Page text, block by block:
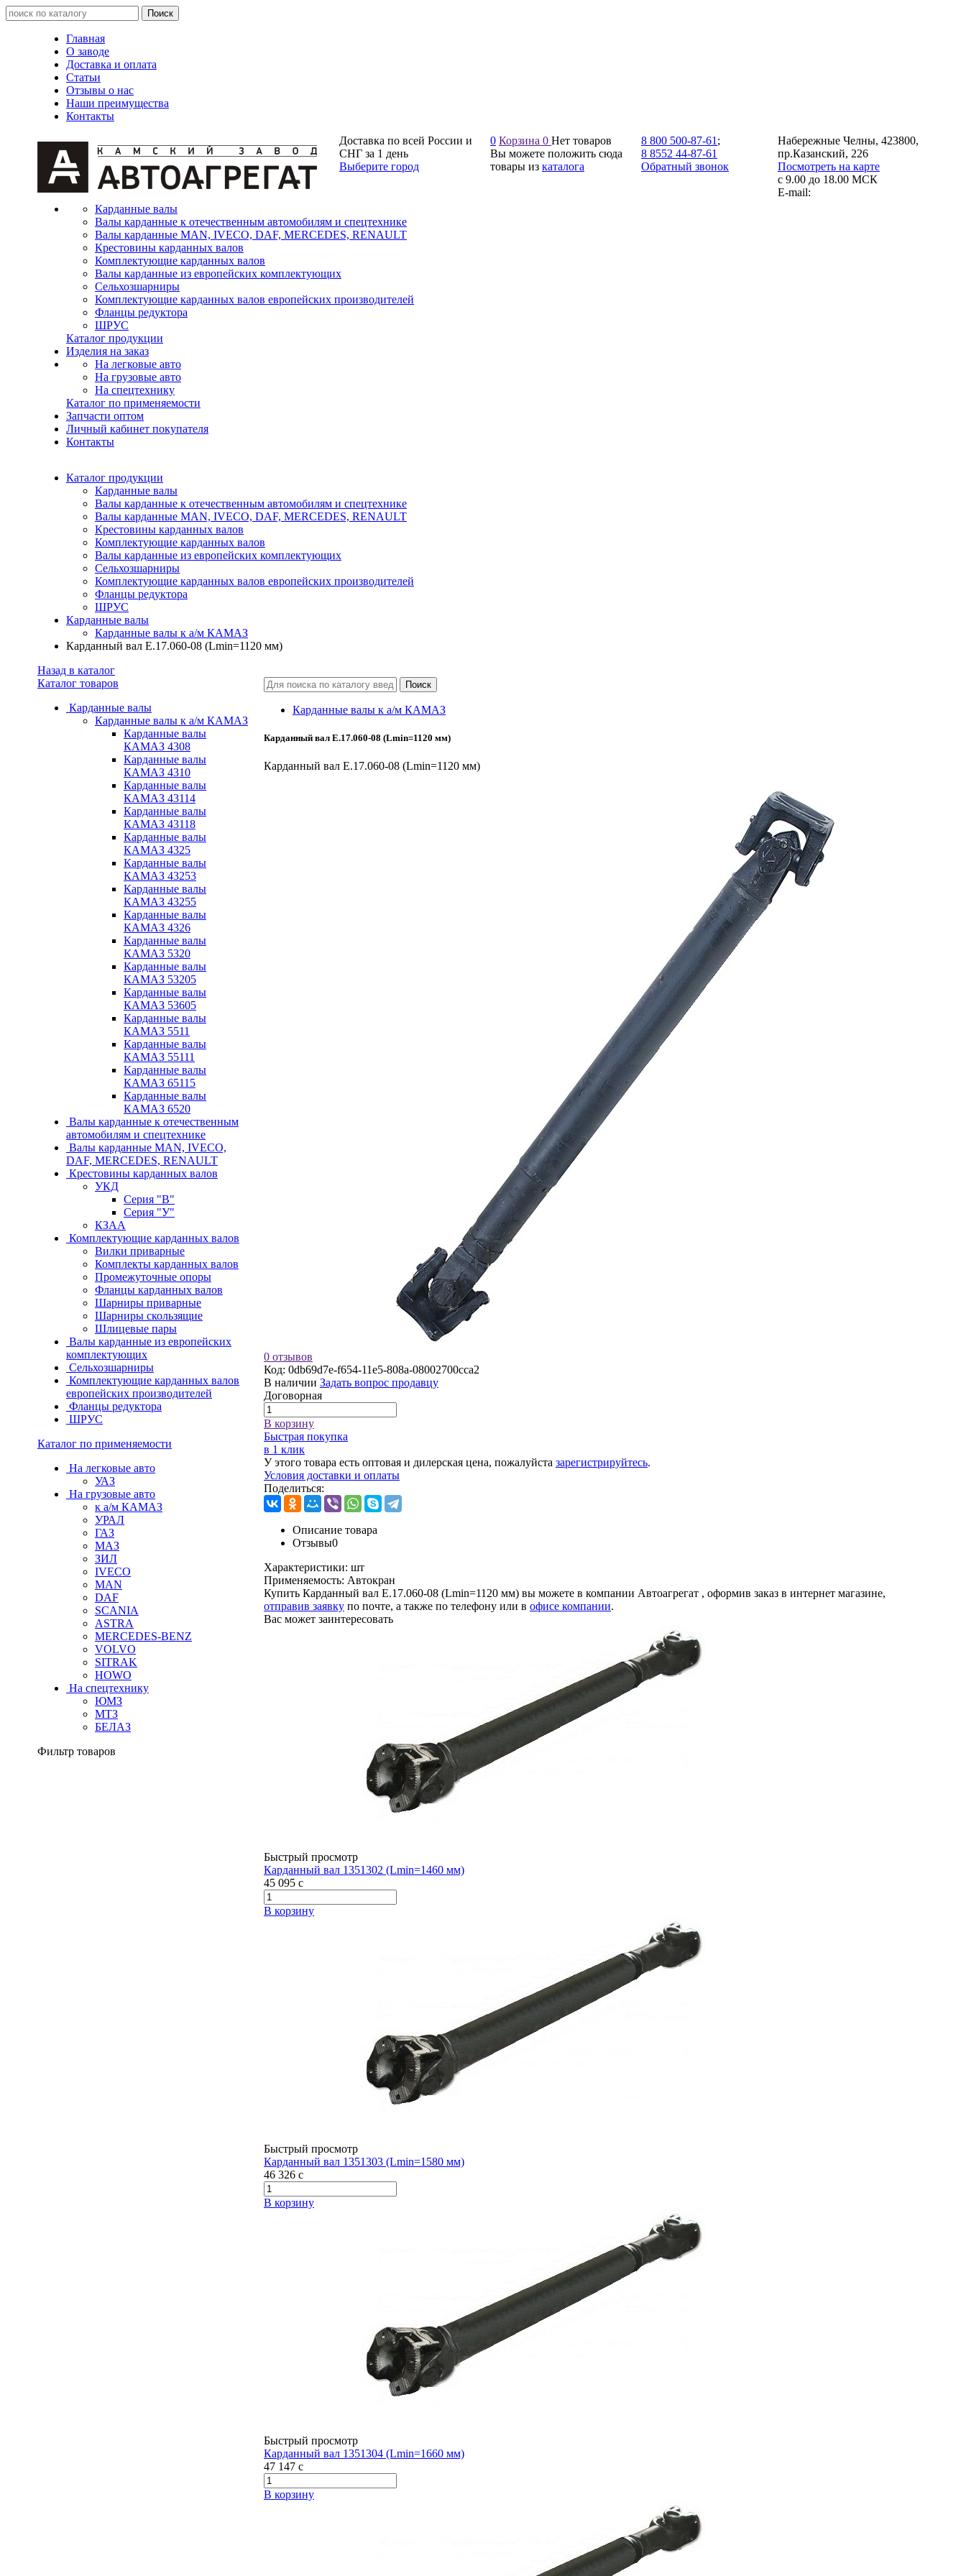
Главная
О заводе
Доставка и оплата
Статьи
Отзывы о нас
Наши преимущества
Контакты
Доставка по всей России и
СНГ за 1 день
Выберите город
0 Корзина 0 Нет товаров
Вы можете положить сюда
товары из каталога
8 800 500-87-61 ;
8 8552 44-87-61
Обратный звонок
Набережные Челны, 423800,
пр.Казанский, 226
Посмотреть на карте
с 9.00 до 18.00 МСК
E-mail:
Карданные валы
Валы карданные к отечественным автомобилям и спецтехнике
Валы карданные MAN, IVECO, DAF, MERCEDES, RENAULT
Крестовины карданных валов
Комплектующие карданных валов
Валы карданные из европейских комплектующих
Сельхозшарниры
Комплектующие карданных валов европейских производителей
Фланцы редуктора
ШРУС
Каталог продукции
Изделия на заказ
На легковые авто
На грузовые авто
На спецтехнику
Каталог по применяемости
Запчасти оптом
Личный кабинет покупателя
Контакты
Каталог продукции
Карданные валы
Валы карданные к отечественным автомобилям и спецтехнике
Валы карданные MAN, IVECO, DAF, MERCEDES, RENAULT
Крестовины карданных валов
Комплектующие карданных валов
Валы карданные из европейских комплектующих
Сельхозшарниры
Комплектующие карданных валов европейских производителей
Фланцы редуктора
ШРУС
Карданные валы
Карданные валы к а/м КАМАЗ
Карданный вал Е.17.060-08 (Lmin=1120 мм)
Назад в каталог
Каталог товаров
Карданные валы
Карданные валы к а/м КАМАЗ
Карданные валы
КАМАЗ 4308
Карданные валы
КАМАЗ 4310
Карданные валы
КАМАЗ 43114
Карданные валы
КАМАЗ 43118
Карданные валы
КАМАЗ 4325
Карданные валы
КАМАЗ 43253
Карданные валы
КАМАЗ 43255
Карданные валы
КАМАЗ 4326
Карданные валы
КАМАЗ 5320
Карданные валы
КАМАЗ 53205
Карданные валы
КАМАЗ 53605
Карданные валы
КАМАЗ 5511
Карданные валы
КАМАЗ 55111
Карданные валы
КАМАЗ 65115
Карданные валы
КАМАЗ 6520
Валы карданные к отечественным
автомобилям и спецтехнике
Валы карданные MAN, IVECO,
DAF, MERCEDES, RENAULT
Крестовины карданных валов
УКД
Серия "В"
Серия "У"
КЗАА
Комплектующие карданных валов
Вилки приварные
Комплекты карданных валов
Промежуточные опоры
Фланцы карданных валов
Шарниры приварные
Шарниры скользящие
Шлицевые пары
Валы карданные из европейских
комплектующих
Сельхозшарниры
Комплектующие карданных валов
европейских производителей
Фланцы редуктора
ШРУС
Каталог по применяемости
На легковые авто
УАЗ
На грузовые авто
к а/м КАМАЗ
УРАЛ
ГАЗ
МАЗ
ЗИЛ
IVECO
MAN
DAF
SCANIA
ASTRA
MERCEDES-BENZ
VOLVO
SITRAK
HOWO
На спецтехнику
ЮМЗ
МТЗ
БЕЛАЗ
Фильтр товаров
Карданные валы к а/м КАМАЗ
Карданный вал Е.17.060-08 (Lmin=1120 мм)
Карданный вал Е.17.060-08 (Lmin=1120 мм)
0 отзывов
Код: 0db69d7e-f654-11e5-808a-08002700cca2
В наличии Задать вопрос продавцу
Договорная
В корзину
Быстрая покупка
в 1 клик
У этого товара есть оптовая и дилерская цена, пожалуйста зарегистрируйтесь.
Условия доставки и оплаты
Поделиться:
Описание товара
Отзывы0
Характеристики: шт
Применяемость: Автокран
Купить Карданный вал Е.17.060-08 (Lmin=1120 мм) вы можете в компании Автоагрегат , оформив заказ в интернет магазине,
отправив заявку по почте, а также по телефону или в офисе компании.
Вас может заинтересовать
Быстрый просмотр
Карданный вал 1351302 (Lmin=1460 мм)
45 095 c
В корзину
Быстрый просмотр
Карданный вал 1351303 (Lmin=1580 мм)
46 326 c
В корзину
Быстрый просмотр
Карданный вал 1351304 (Lmin=1660 мм)
47 147 c
В корзину